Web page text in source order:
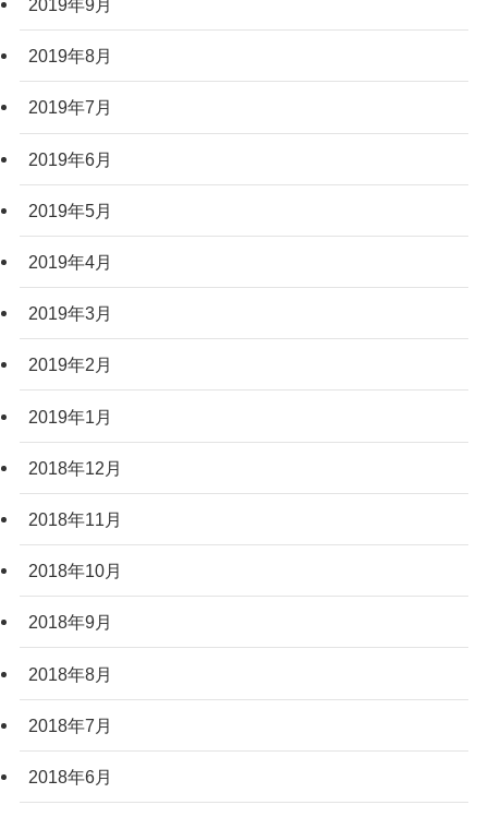
2019年9月
2019年8月
2019年7月
2019年6月
2019年5月
2019年4月
2019年3月
2019年2月
2019年1月
2018年12月
2018年11月
2018年10月
2018年9月
2018年8月
2018年7月
2018年6月